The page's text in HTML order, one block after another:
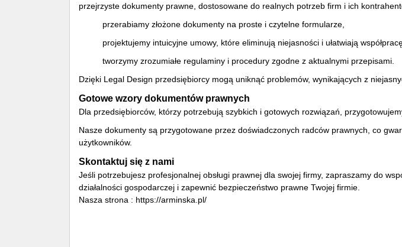
przejrzyste dokumenty prawne, dostosowane do realnych potrzeb firm i ich
przerabiamy złożone dokumenty na proste i czytelne formularze,
projektujemy intuicyjne umowy, które eliminują niejasności i ułatwiają
tworzymy zrozumiałe regulaminy i procedury zgodne z aktualnymi przepisami.
Dzięki Legal Design przedsiębiorcy mogą uniknąć problemów, wynikających z
Gotowe wzory dokumentów prawnych
Dla przedsiębiorców, którzy potrzebują szybkich i gotowych rozwiązań,
Nasze dokumenty są przygotowane przez doświadczonych radców prawnych, co
użytkowników.
Skontaktuj się z nami
Jeśli potrzebujesz profesjonalnej obsługi prawnej dla swojej firmy, zapraszamy do
działalności gospodarczej i zapewnić bezpieczeństwo prawne Twojej firmie.
Nasza strona : https://arminska.pl/